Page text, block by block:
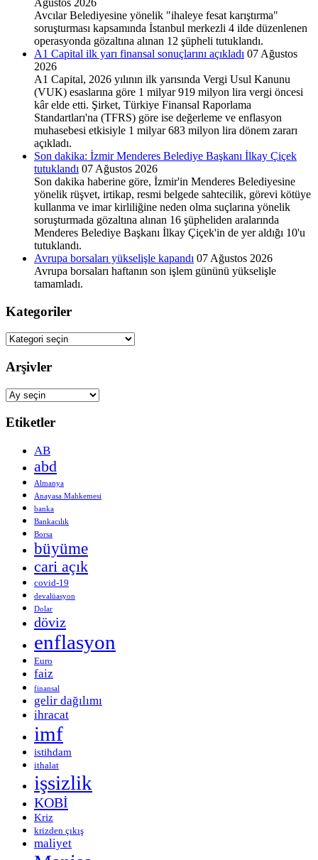
Avcılar Belediyesine yönelik "ihaleye fesat karıştırma"
soruşturması kapsamında İstanbul merkezli 4 ilde düzenlenen
operasyonda gözaltına alınan 12 şüpheli tutuklandı.
A1 Capital ilk yarı finansal sonuçlarını açıkladı 07 Ağustos
2026
A1 Capital, 2026 yılının ilk yarısında Vergi Usul Kanunu
(VUK) esaslarına göre 1 milyar 919 milyon lira vergi öncesi
kâr elde etti. Şirket, Türkiye Finansal Raporlama
Standartları'na (TFRS) göre ise değerleme ve enflasyon
muhasebesi etkisiyle 1 milyar 683 milyon lira dönem zararı
açıkladı.
Son dakika: İzmir Menderes Belediye Başkanı İlkay Çiçek
tutuklandı 07 Ağustos 2026
Son dakika haberine göre, İzmir'in Menderes Belediyesine
yönelik rüşvet, irtikap, resmi belgede sahtecilik, görevi kötüye
kullanma ve imar kirliliğine neden olma suçlarına yönelik
soruşturmada gözaltına alınan 16 şüpheliden aralarında
Menderes Belediye Başkanı İlkay Çiçek'in de yer aldığı 10'u
tutuklandı.
Avrupa borsaları yükselişle kapandı 07 Ağustos 2026
Avrupa borsaları haftanın son işlem gününü yükselişle
tamamladı.
Kategoriler
Kategoriler
Arşivler
Arşivler
Etiketler
AB
abd
Almanya
Anayasa Mahkemesi
banka
Bankacılık
Borsa
büyüme
cari açık
covid-19
devalüasyon
Dolar
döviz
enflasyon
Euro
faiz
finansal
gelir dağılımı
ihracat
imf
istihdam
ithalat
işsizlik
KOBİ
Kriz
krizden çıkış
maliyet